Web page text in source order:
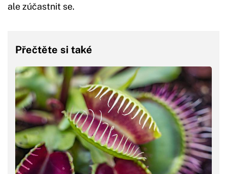
ale zúčastnit se.
Přečtěte si také